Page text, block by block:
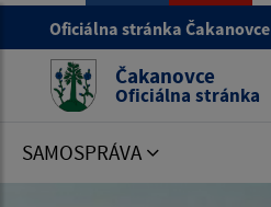
Oficiálna stránka Čakanovce
Čakanovce
Oficiálna stránka
SAMOSPRÁVA